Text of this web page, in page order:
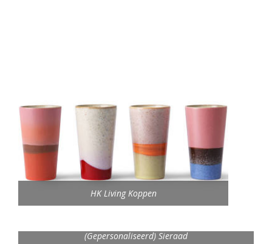
HK Living Koppen
(Gepersonaliseerd) Sieraad